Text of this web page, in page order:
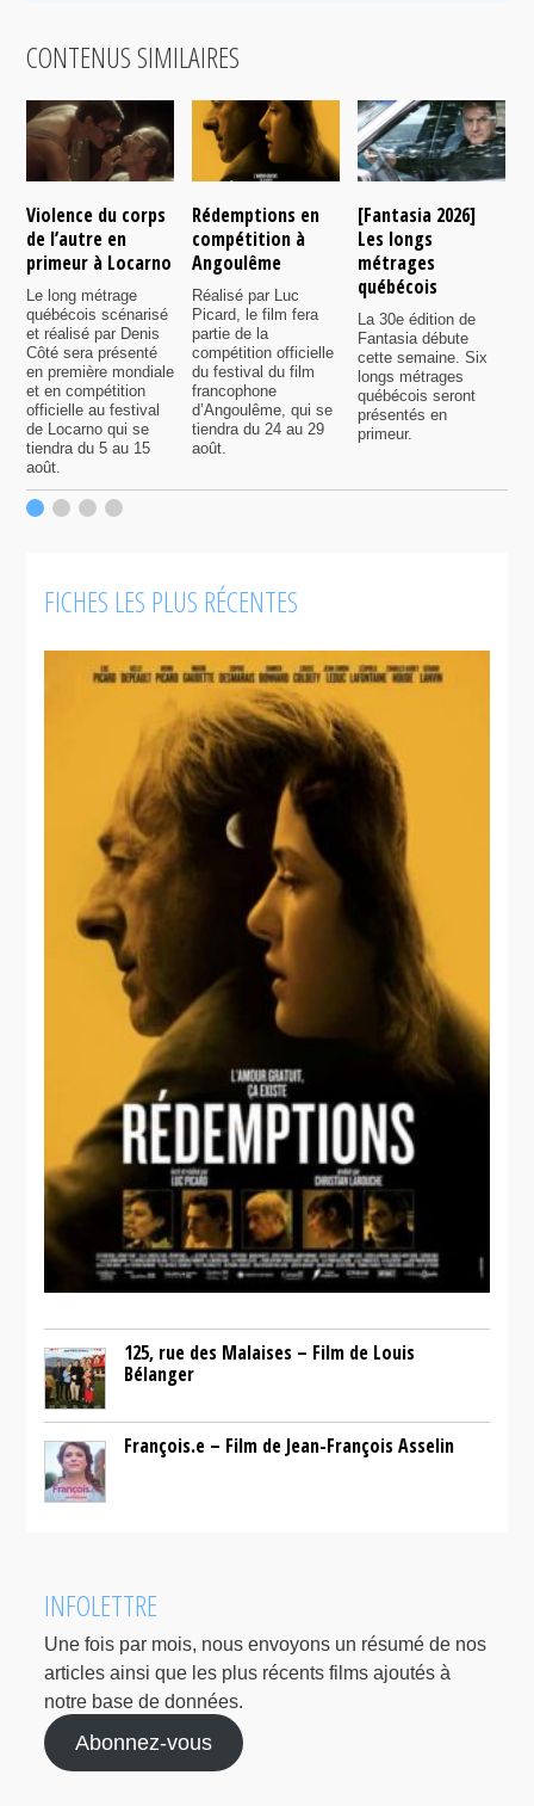
CONTENUS SIMILAIRES
Violence du corps
de l’autre en
primeur à Locarno
Le long métrage
québécois scénarisé
et réalisé par Denis
Côté sera présenté
en première mondiale
et en compétition
officielle au festival
de Locarno qui se
tiendra du 5 au 15
août.
Rédemptions en
compétition à
Angoulême
Réalisé par Luc
Picard, le film fera
partie de la
compétition officielle
du festival du film
francophone
d’Angoulême, qui se
tiendra du 24 au 29
août.
[Fantasia 2026]
Les longs
métrages
québécois
La 30e édition de
Fantasia débute
cette semaine. Six
longs métrages
québécois seront
présentés en
primeur.
FICHES LES PLUS RÉCENTES
125, rue des Malaises – Film de Louis
Bélanger
François.e – Film de Jean-François Asselin
INFOLETTRE
Une fois par mois, nous envoyons un résumé de nos
articles ainsi que les plus récents films ajoutés à
notre base de données.
Abonnez-vous